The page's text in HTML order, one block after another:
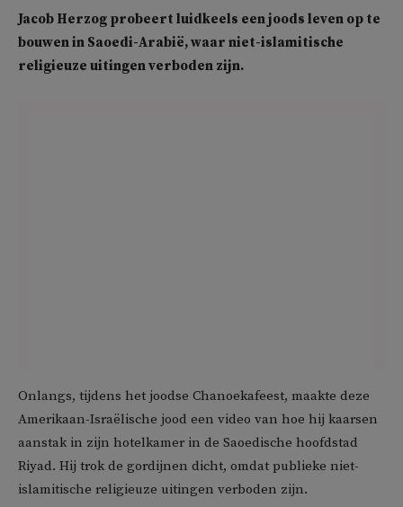
Jacob Herzog probeert luidkeels een joods leven op te
bouwen in Saoedi-Arabië, waar niet-islamitische
religieuze uitingen verboden zijn.
Onlangs, tijdens het joodse Chanoekafeest, maakte deze
Amerikaan-Israëlische jood een video van hoe hij kaarsen
aanstak in zijn hotelkamer in de Saoedische hoofdstad
Riyad. Hij trok de gordijnen dicht, omdat publieke niet-
islamitische religieuze uitingen verboden zijn.